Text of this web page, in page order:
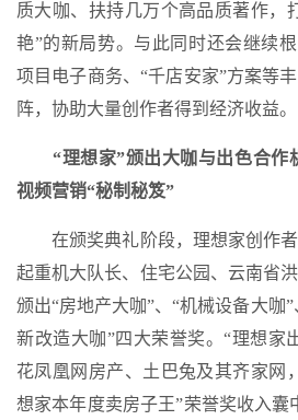
质大咖、扶持几万个高品质著作，
艳”的新局势。与此同时还会继续
项目电子商务、“千店安家”方案等
阵，协助大量创作者得到经济收益。
“理想家”颁出大咖与出色合作
视频营销“秘制秘笈”
在颁奖典礼阶段，理想家创作者
起重机大队长、住宅公园、云南省
颁出“房地产大咖”、“机械设备大咖
新改造大咖”四大荣誉奖。“理想家
花凤凰网房产、土巴兔及其齐家网
想家本年度卖房子王”荣誉奖收入囊